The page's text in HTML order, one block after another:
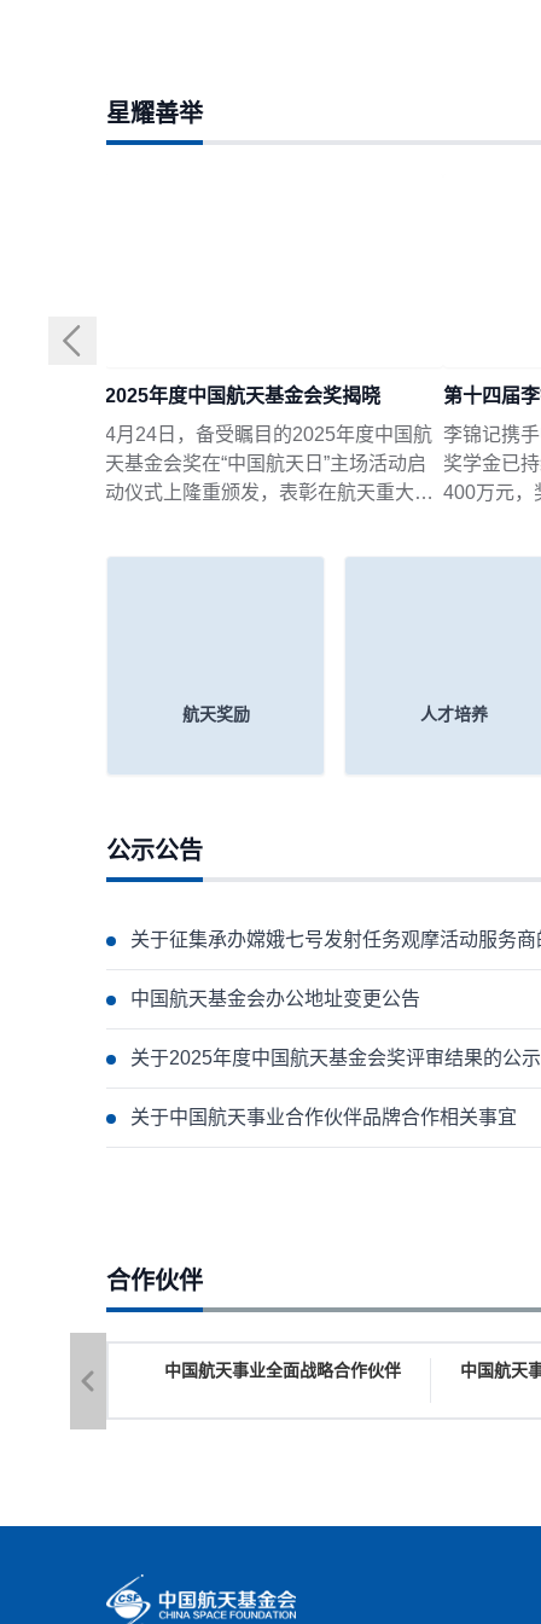
星耀善举
2025年度中国航天基金会奖揭晓
4月24日，备受瞩目的2025年度中国航
天基金会奖在“中国航天日”主场活动启
动仪式上隆重颁发，表彰在航天重大工
第十四届
李锦记携
奖学金已
400万元，
航天奖励 人才培养
公示公告
关于征集承办嫦娥七号发射任务观摩活动服务商
中国航天基金会办公地址变更公告
关于2025年度中国航天基金会奖评审结果的公示
关于中国航天事业合作伙伴品牌合作相关事宜
合作伙伴
中国航天事业全面战略合作伙伴 中国航天